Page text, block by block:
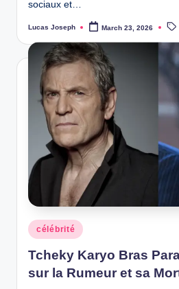
sociaux et…
Posted
Lucas Joseph March 23, 2026
Tags:
Posted
in
célébrité
Tcheky Karyo Bras
sur la Rumeur et sa